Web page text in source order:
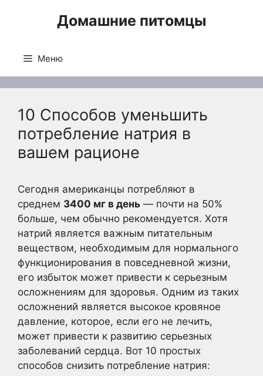
Домашние питомцы
Меню
10 Способов уменьшить
потребление натрия в
вашем рационе
Сегодня американцы потребляют в
среднем 3400 мг в день — почти на 50%
больше, чем обычно рекомендуется. Хотя
натрий является важным питательным
веществом, необходимым для нормального
функционирования в повседневной жизни,
его избыток может привести к серьезным
осложнениям для здоровья. Одним из таких
осложнений является высокое кровяное
давление, которое, если его не лечить,
может привести к развитию серьезных
заболеваний сердца. Вот 10 простых
способов снизить потребление натрия: